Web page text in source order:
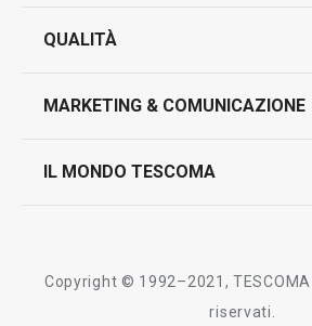
contatti
QUALITÀ
test sui prodotti
MARKETING & COMUNICAZIONE
IL MONDO TESCOMA
Copyright © 1992–2021,
riservati.